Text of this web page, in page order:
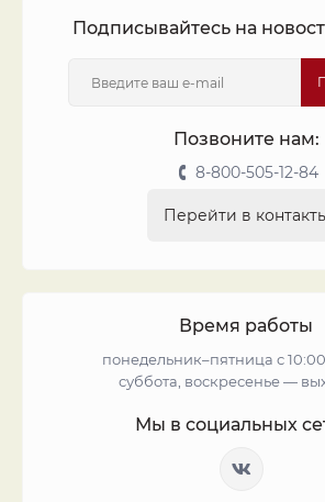
Подписывайтесь на
Позвоните нам:
8-800-505-12-84
Перейти в
Время работы
понедельник–пятница с 10:00
суббота, воскресенье —
Мы в социальных